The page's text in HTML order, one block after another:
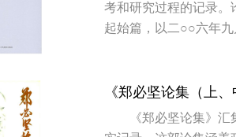
考和研究过程的记录。
起始篇，以二○○六年
《郑必坚论集（上
《郑必坚论集》